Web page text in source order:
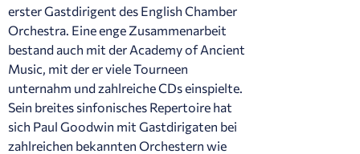
erster Gastdirigent des English Chamber
Orchestra. Eine enge Zusammenarbeit
bestand auch mit der Academy of Ancient
Music, mit der er viele Tourneen
unternahm und zahlreiche CDs einspielte.
Sein breites sinfonisches Repertoire hat
sich Paul Goodwin mit Gastdirigaten bei
zahlreichen bekannten Orchestern wie